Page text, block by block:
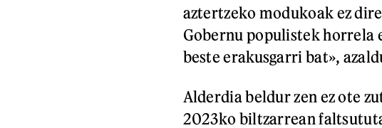
aztertzeko modukoak ez
Gobernu populistek horrela
beste erakusgarri bat»,
Alderdia beldur zen ez ote
2023ko biltzarrean